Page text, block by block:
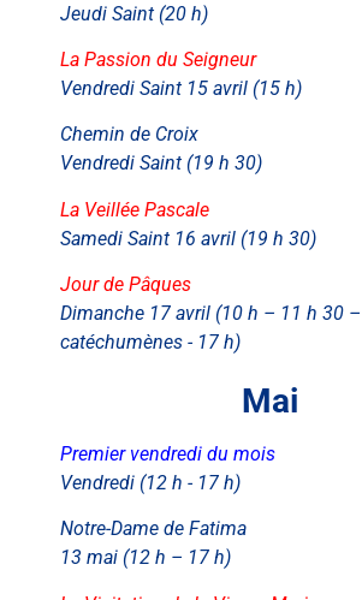
Jeudi Saint (20 h)
La Passion du Seigneur
Vendredi Saint 15 avril (15 h)
Chemin de Croix
Vendredi Saint (19 h 30)
La Veillée Pascale
Samedi Saint 16 avril (19 h 30)
Jour de Pâques
Dimanche 17 avril (10 h – 11 h 30
catéchumènes - 17 h)
Mai
Premier vendredi du mois
Vendredi (12 h - 17 h)
Notre-Dame de Fatima
13 mai (12 h – 17 h)